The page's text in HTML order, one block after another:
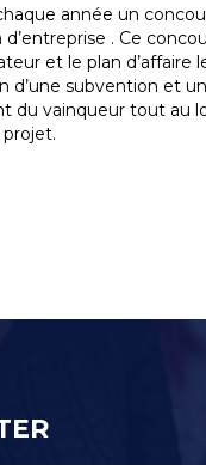
année un
. Ce
et le plan d’affaire
d’une subvention et un
du vainqueur tout au
projet.